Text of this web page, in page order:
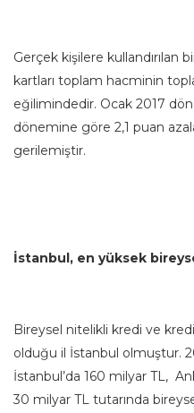
Gerçek kişilere kullandırılan
kartları toplam hacminin
eğilimindedir. Ocak 2017
dönemine göre 2,1 puan
gerilemiştir.
İstanbul, en yüksek
Bireysel nitelikli kredi ve
olduğu il İstanbul olmuştur.
İstanbul’da 160 milyar TL,
30 milyar TL tutarında